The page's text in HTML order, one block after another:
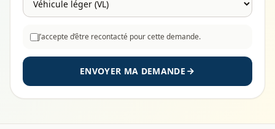
J’accepte d’être recontacté pour cette demande.
ENVOYER MA DEMANDE